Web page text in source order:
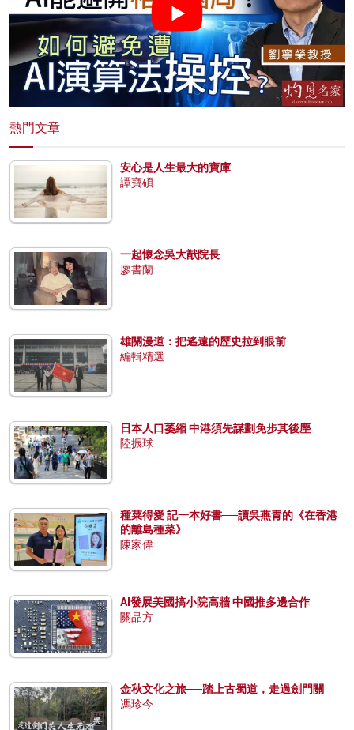
熱門文章
安心是人生最大的寶庫
譚寶碩
一起懷念吳大猷院長
廖書蘭
雄關漫道：把遙遠的歷史拉到眼前
編輯精選
日本人口萎縮 中港須先謀劃免步其後塵
陸振球
種菜得愛 記一本好書──讀吳燕青的《在香港
的離島種菜》
陳家偉
AI發展美國搞小院高牆 中國推多邊合作
關品方
金秋文化之旅──踏上古蜀道，走過劍門關
馮珍今